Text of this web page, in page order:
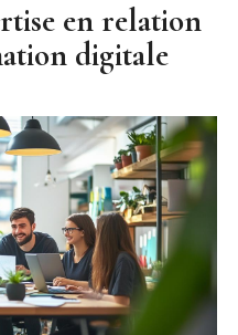
en relation
digitale